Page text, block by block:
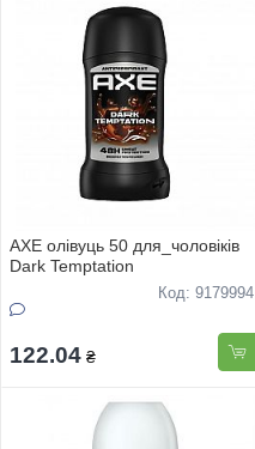
AXE олівуць 50 для_чоловіків
Dark Temptation
Код: 9179994
122.04 ₴